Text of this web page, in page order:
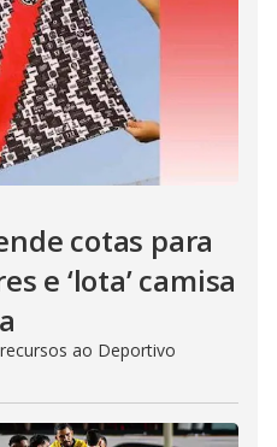
cotas para
e ‘lota’ camisa
ao Deportivo